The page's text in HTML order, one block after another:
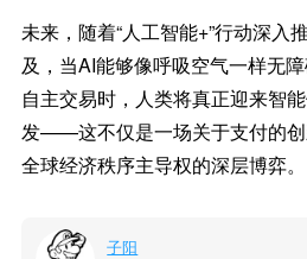
未来，随着“人工智能+”行动深入
及，当AI能够像呼吸空气一样无
自主交易时，人类将真正迎来智
发——这不仅是一场关于支付的
全球经济秩序主导权的深层博弈。
子阳